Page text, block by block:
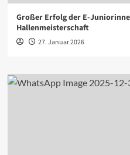
Großer Erfolg der E-
Hallenmeisterschaft
27. Januar 2026